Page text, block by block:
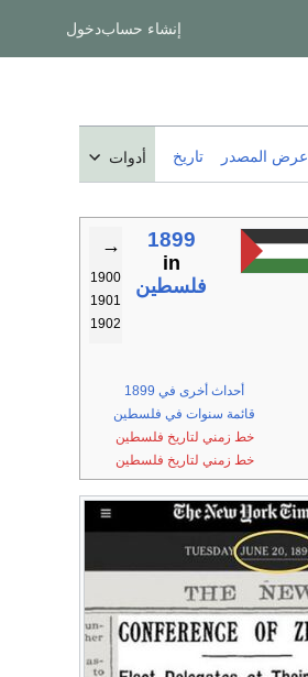
إنشاء حسابدخول
عرض المصدر تاريخ أدوات
1899
in
فلسطين
→
1900
1901
1902
أحداث أخرى في 1899
قائمة سنوات في فلسطين
خط زمني لتاريخ فلسطين
خط زمني لتاريخ فلسطين